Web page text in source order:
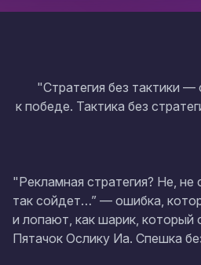
"Стратегия без тактики
к победе. Тактика без
"Рекламная стратегия? Не,
так сойдет…” — ошибка,
и лопают, как шарик, который
Пятачок Ослику Иа. Спешка